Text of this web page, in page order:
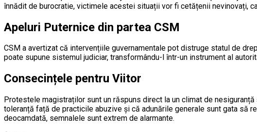
înnădit de burocratie, victimele acestei situații vor fi cetățenii nevinovați,
Apeluri Puternice din partea CSM
CSM a avertizat că intervențiile guvernamentale pot distruge statul de
poate supune sistemul judiciar, transformându-l într-un instrument al
Consecințele pentru Viitor
Protestele magistraților sunt un răspuns direct la un climat de
toleranță față de practicile abuzive și că adunările generale sunt gata să
deocamdată, semnalele sunt extrem de alarmante.